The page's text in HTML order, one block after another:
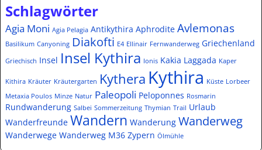
Schlagwörter
Agia Moni Agia Pelagia Antikythira Aphrodite Avlemonas
Basilikum Canyoning Diakofti E4 Ellinair Fernwanderweg Griechenland
Griechisch Insel Insel Kythira Ionis Kakia Laggada Kaper
Kithira Kräuter Kräutergarten Kythera Kythira Küste Lorbeer
Metaxia Poulos Minze Natur Paleopoli Peloponnes Rosmarin
Rundwanderung Salbei Sommerzeitung Thymian Trail Urlaub
Wanderfreunde Wandern Wanderung Wanderweg
Wanderwege Wanderweg M36 Zypern Ölmühle